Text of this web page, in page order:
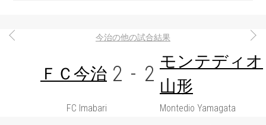
今治の他の試合結果
ＦＣ今治 2 - 2
モンテディオ
山形
FC Imabari
Montedio Yamagata